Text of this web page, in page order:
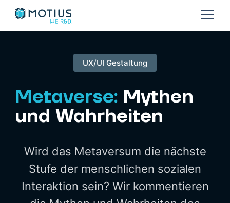
UX/UI Gestaltung
Metaverse: Mythen
und Wahrheiten
Wird das Metaversum die nächste
Stufe der menschlichen sozialen
Interaktion sein? Wir kommentieren